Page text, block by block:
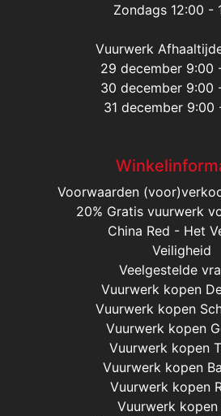
Zondags 12:00 -
Vuurwerk
29 december 9:00
30 december 9:00
31 december 9:00
Voorwaarden
20% Gratis vuurwerk
China Red - Het
Veiligheid
Veelgestelde
Vuurwerk kopen
Vuurwerk kopen
Vuurwerk kopen
Vuurwerk kopen
Vuurwerk kopen
Vuurwerk kopen
Vuurwerk kopen